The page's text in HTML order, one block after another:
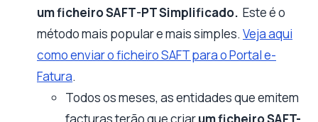
um ficheiro SAFT-PT Simplificado. Este é o
método mais popular e mais simples. Veja aqui
como enviar o ficheiro SAFT para o Portal e-
Fatura.
Todos os meses, as entidades que emitem
facturas terão que criarum ficheiro SAFT-